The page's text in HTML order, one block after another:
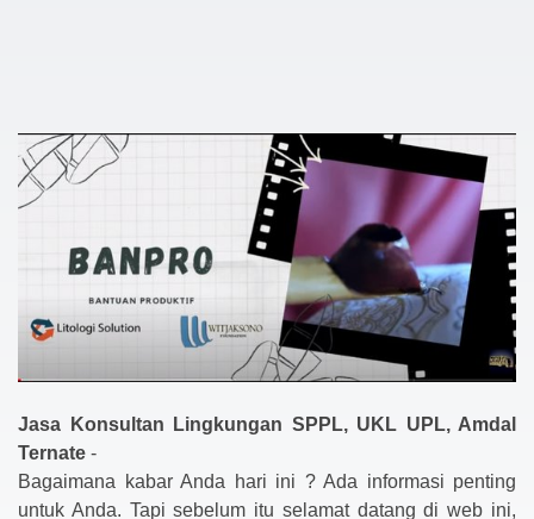
Jasa Konsultan Lingkungan SPPL, UKL UPL, Amdal
Ternate -
Bagaimana kabar Anda hari ini ? Ada informasi penting
untuk Anda. Tapi sebelum itu selamat datang di web ini,